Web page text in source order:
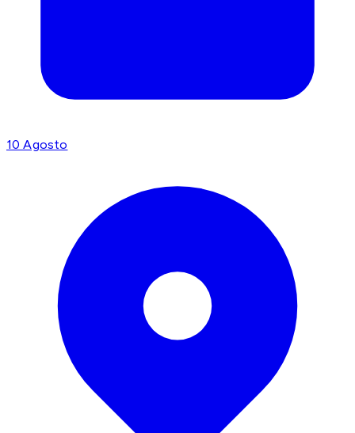
10 Agosto